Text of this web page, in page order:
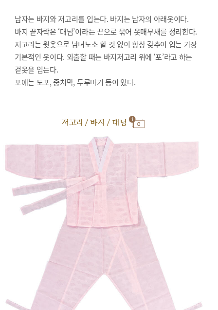
남자는 바지와 저고리를 입는다. 바지는 남자의 아래옷이다.
바지 끝자락은 ‘대님’이라는 끈으로 묶어 옷매무새를 정리한다.
저고리는 윗옷으로 남녀노소 할 것 없이 항상 갖추어 입는 가장
기본적인 옷이다. 외출할 때는 바지저고리 위에 ‘포’라고 하는
겉옷을 입는다.
포에는 도포, 중치막, 두루마기 등이 있다.
저고리 / 바지 / 대님